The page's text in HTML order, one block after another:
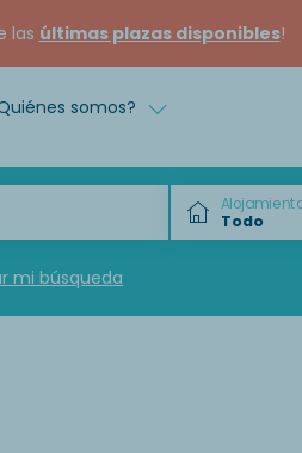
las últimas plazas disponibles!
somos?
mi búsqueda